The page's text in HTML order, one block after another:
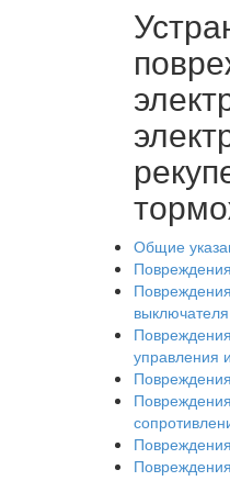
Общие
выключателя
управления